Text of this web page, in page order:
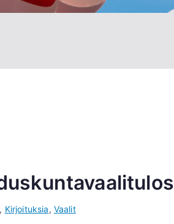
, Kirjoituksia, Vaalit